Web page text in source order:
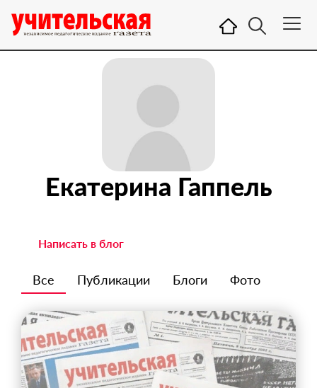
Екатерина Гаппель
Написать в блог
Все Публикации Блоги Фото